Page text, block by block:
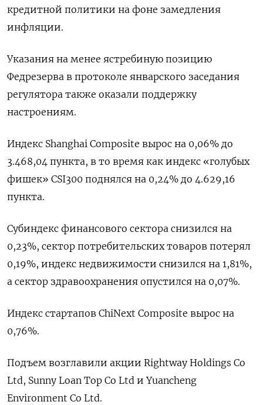
кредитной политики на фоне замедления
инфляции.
Указания на менее ястребиную позицию
Федрезерва в протоколе январского заседания
регулятора также оказали поддержку
настроениям.
Индекс Shanghai Composite вырос на 0,06% до
3.468,04 пункта, в то время как индекс «голубых
фишек» CSI300 поднялся на 0,24% до 4.629,16
пункта.
Субиндекс финансового сектора снизился на
0,23%, сектор потребительских товаров потерял
0,19%, индекс недвижимости снизился на 1,81%​,
а сектор здравоохранения опустился на 0,07%.
Индекс стартапов ChiNext Composite вырос на
0,76%.
Подъем возглавили акции Rightway Holdings Co
Ltd, Sunny Loan Top Co Ltd и Yuancheng
Environment Co Ltd.